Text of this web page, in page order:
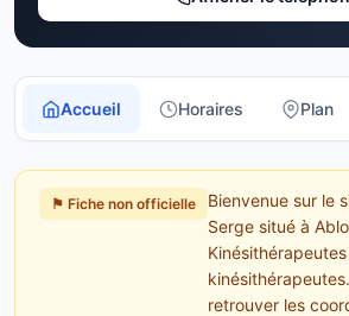
Accueil Horaires Plan
⚑ Fiche non officielle
Bienvenue sur le
Serge situé à
retrouver les